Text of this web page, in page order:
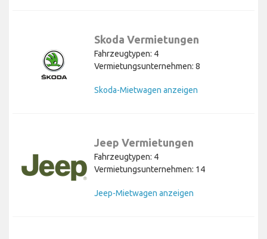
Skoda Vermietungen
Fahrzeugtypen: 4
Vermietungsunternehmen: 8
Skoda-Mietwagen anzeigen
Jeep Vermietungen
Fahrzeugtypen: 4
Vermietungsunternehmen: 14
Jeep-Mietwagen anzeigen